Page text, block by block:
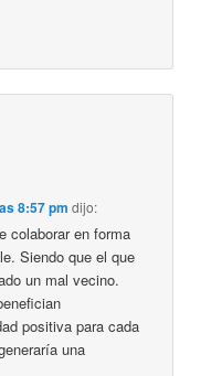
8:57 pm dijo:
colaborar en forma
Siendo que el que
un mal vecino.
positiva para cada
una